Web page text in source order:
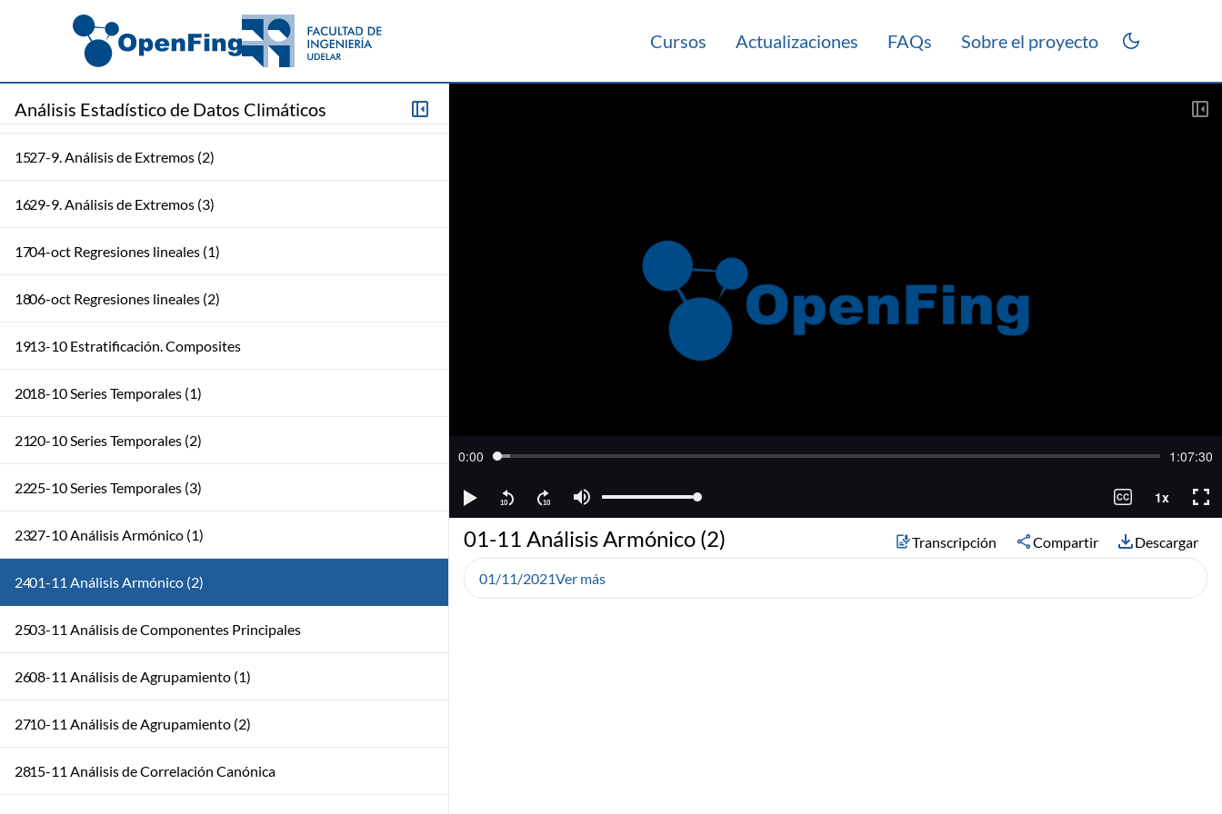
Cursos Actualizaciones FAQs Sobre el proyecto
Análisis Estadístico de Datos Climáticos
aleatorias
22-9. Análisis de Extremos (1)
1422-9. Presentación de Práctico 4
1527-9. Análisis de Extremos (2)
1629-9. Análisis de Extremos (3)
1704-oct Regresiones lineales (1)
1806-oct Regresiones lineales (2)
1913-10 Estratificación. Composites
2018-10 Series Temporales (1)
2120-10 Series Temporales (2)
2225-10 Series Temporales (3)
2327-10 Análisis Armónico (1)
2401-11 Análisis Armónico (2)
2503-11 Análisis de Componentes Principales
2608-11 Análisis de Agrupamiento (1)
2710-11 Análisis de Agrupamiento (2)
2815-11 Análisis de Correlación Canónica
01-11 Análisis Armónico (2) Transcripción Compartir Descargar
01/11/2021Ver más